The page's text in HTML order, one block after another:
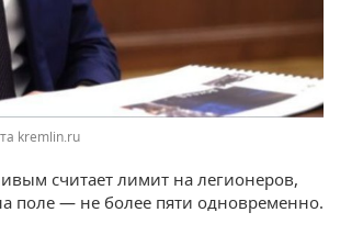
kremlin.ru
считает лимит на легионеров,
поле — не более пяти одновременно.